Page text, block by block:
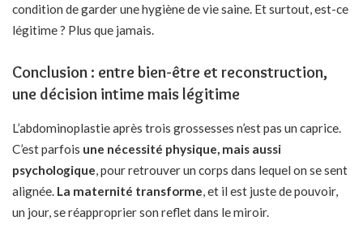
condition de garder une hygiène de vie saine. Et surtout, est-ce
légitime ? Plus que jamais.
Conclusion : entre bien-être et reconstruction,
une décision intime mais légitime
L’abdominoplastie après trois grossesses n’est pas un caprice.
C’est parfois une nécessité physique, mais aussi
psychologique, pour retrouver un corps dans lequel on se sent
alignée. La maternité transforme, et il est juste de pouvoir,
un jour, se réapproprier son reflet dans le miroir.